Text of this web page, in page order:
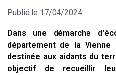
Publié le 17/04/2024
Dans une démarche
département de la
destinée aux aidants du
objectif de recueillir